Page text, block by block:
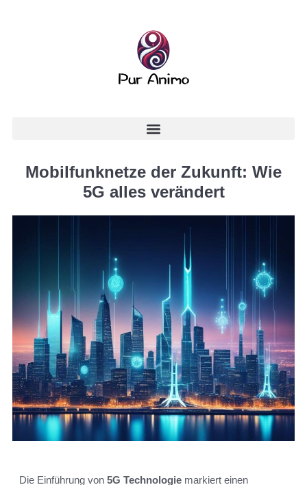
Mobilfunknetze der Zukunft: Wie
5G alles verändert
Die Einführung von 5G Technologie markiert einen